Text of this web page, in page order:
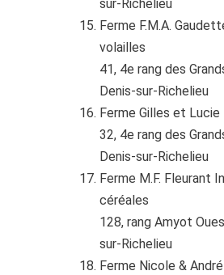
sur-Richelieu
Ferme F.M.A.
volailles
41, 4e rang des
Denis-sur-Richelieu
Ferme Gilles et Lucie
32, 4e rang des
Denis-sur-Richelieu
Ferme M.F. Fleurant
céréales
128, rang Amyot
sur-Richelieu
Ferme Nicole & André